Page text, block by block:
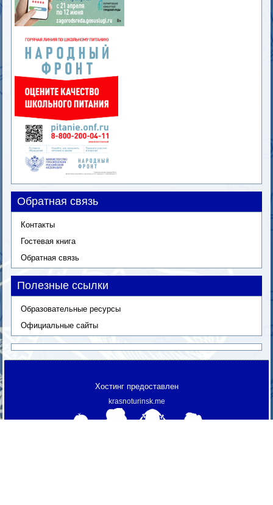
Обратная связь
Контакты
Гостевая книга
Обратная связь
Полезные ссылки
Образовательные ресурсы
Официальные сайты
Хостинг предоставлен
krasnoturinsk.me